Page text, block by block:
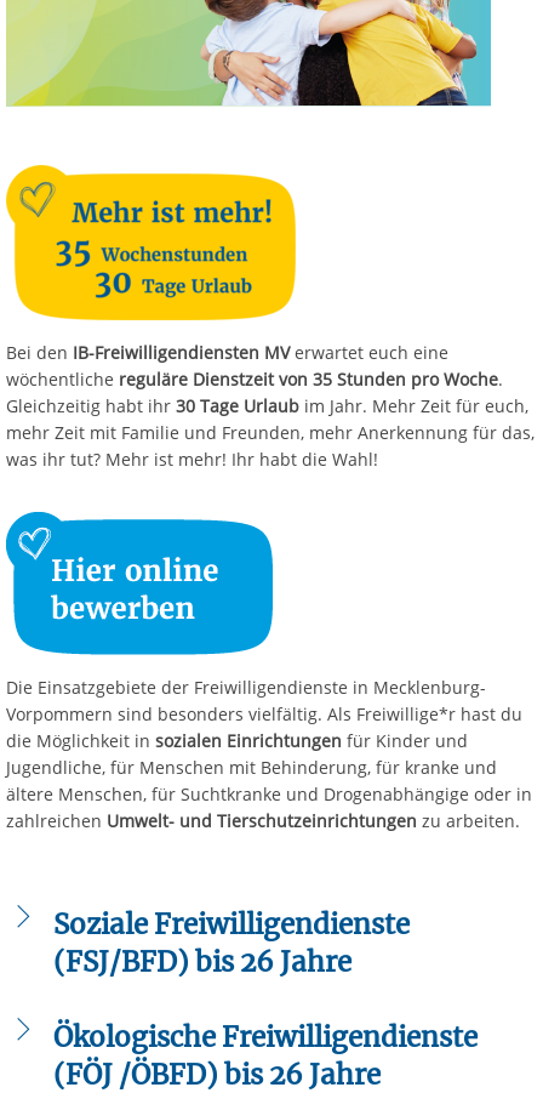
Bei den IB-Freiwilligendiensten MVerwartet euch eine
wöchentliche reguläre Dienstzeit von 35 Stunden pro Woche.
Gleichzeitig habt ihr 30 Tage Urlaub im Jahr. Mehr Zeit für euch,
mehr Zeit mit Familie und Freunden, mehr Anerkennung für das,
was ihr tut? Mehr ist mehr! Ihr habt die Wahl!
Die Einsatzgebiete der Freiwilligendienste in Mecklenburg-
Vorpommern sind besonders vielfältig. Als Freiwillige*r hast du
die Möglichkeit in sozialen Einrichtungen für Kinder und
Jugendliche, für Menschen mit Behinderung, für kranke und
ältere Menschen, für Suchtkranke und Drogenabhängige oder in
zahlreichen Umwelt- und Tierschutzeinrichtungen zu arbeiten.
Soziale Freiwilligendienste
(FSJ/BFD) bis 26 Jahre
Voraussetzung:Du hast
die Vollzeitschulpflicht
erfüllt und bist max. 26
Einsatzstellen:
Krankenhäuser,
Kindertagesstätten,
Ökologische Freiwilligendienste
(FÖJ /ÖBFD) bis 26 Jahre